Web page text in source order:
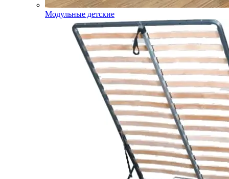
Модульные детские